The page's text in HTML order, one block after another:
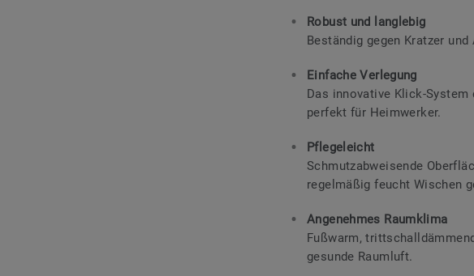
Robust und langlebig
Beständig gegen Kratzer
Einfache Verlegung
Das innovative Klick-
perfekt für Heimwerker.
Pflegeleicht
Schmutzabweisende
regelmäßig feucht Wischen
Angenehmes Raumklima
Fußwarm,
gesunde Raumluft.​